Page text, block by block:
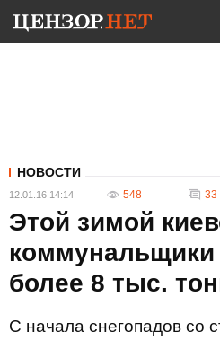
НОВОСТИ
12.01.16 14:14 548 33
Этой зимой
коммунальщики
более 8 тыс.
С начала снегопадов со